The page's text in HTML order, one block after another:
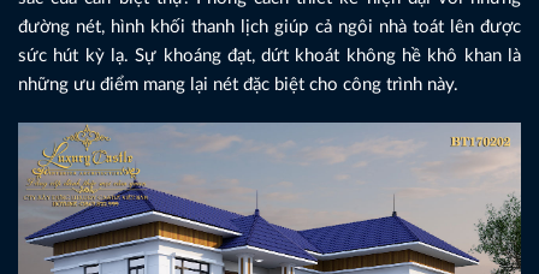
đường nét, hình khối thanh lịch giúp cả ngôi nhà toát lên được
sức hút kỳ lạ. Sự khoáng đạt, dứt khoát không hề khô khan là
những ưu điểm mang lại nét đặc biệt cho công trình này.